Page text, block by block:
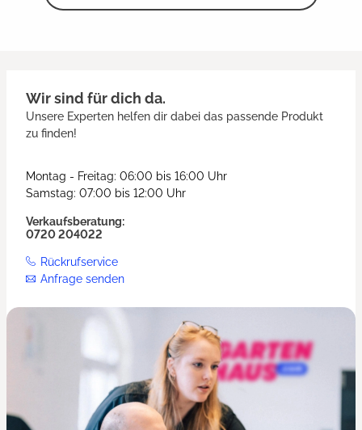
Wir sind für dich da.
Unsere Experten helfen dir dabei das passende Produkt
zu finden!
Montag - Freitag: 06:00 bis 16:00 Uhr
Samstag: 07:00 bis 12:00 Uhr
Verkaufsberatung:
0720 204022
Rückrufservice
Anfrage senden